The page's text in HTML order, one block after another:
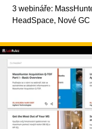
3 webináře:
HeadSpace, Nové